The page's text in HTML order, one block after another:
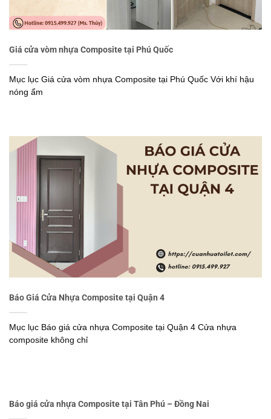
Giá cửa vòm nhựa Composite tại Phú Quốc
Mục lục Giá cửa vòm nhựa Composite tại Phú Quốc Với khí hậu
nóng ẩm
Báo Giá Cửa Nhựa Composite tại Quận 4
Mục lục Báo giá cửa nhựa Composite tại Quận 4 Cửa nhựa
composite không chỉ
Báo giá cửa nhựa Composite tại Tân Phú – Đồng Nai